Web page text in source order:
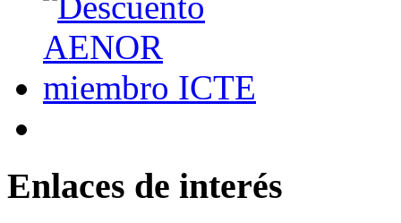
Enlaces de interés